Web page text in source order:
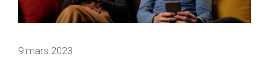
9 mars 2023